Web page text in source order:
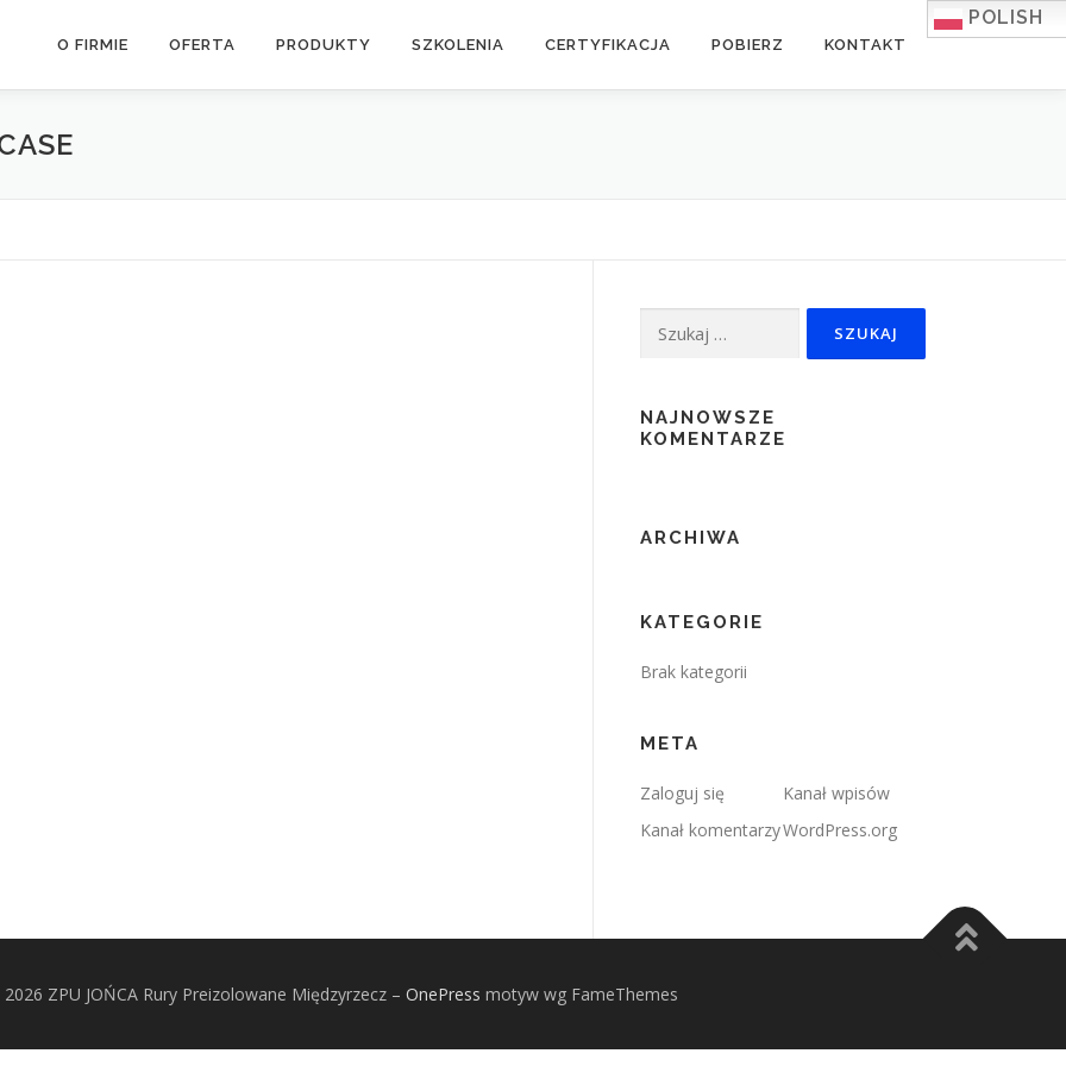
O FIRMIE OFERTA PRODUKTY SZKOLENIA CERTYFIKACJA POBIERZ KONTAKT
POLISH
NAJNOWSZE
KOMENTARZE
ARCHIWA
KATEGORIE
Brak kategorii
META
Zaloguj się
Kanał wpisów
Kanał komentarzyWordPress.org
ZPU JOŃCA Rury Preizolowane Międzyrzecz – OnePress motyw wg FameThemes